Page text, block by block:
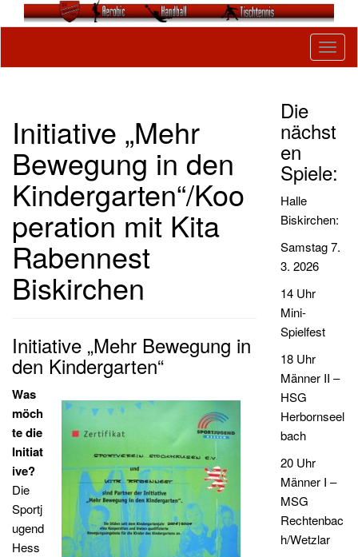
Initiative „Mehr
Bewegung in den
Kindergarten“/Koo
peration mit Kita
Rabennest
Biskirchen
Initiative „Mehr Bewegung in
den Kindergarten“
Was
möch
te die
Initiat
ive?
Die
Sportj
ugend
Hess
Die
nächst
en
Spiele:
Halle
Biskirchen:
Samstag 7.
3. 2026
14 Uhr
Mini-
Spielfest
18 Uhr
Männer II –
HSG
Herbornseel
bach
20 Uhr
Männer I –
MSG
Rechtenbac
h/Wetzlar